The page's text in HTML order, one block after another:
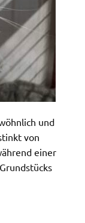
und
von
einer